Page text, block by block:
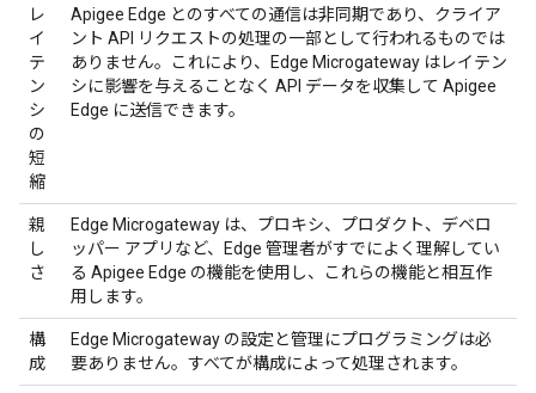
レ
イ
テ
ン
シ
の
短
縮
Apigee Edge とのすべての通信は非同期であり、クライア
ント API リクエストの処理の一部として行われるものでは
ありません。これにより、Edge Microgateway はレイテン
シに影響を与えることなく API データを収集して Apigee
Edge に送信できます。
親
し
さ
Edge Microgateway は、プロキシ、プロダクト、デベロ
ッパー アプリなど、Edge 管理者がすでによく理解してい
る Apigee Edge の機能を使用し、これらの機能と相互作
用します。
構
成
Edge Microgateway の設定と管理にプログラミングは必
要ありません。すべてが構成によって処理されます。